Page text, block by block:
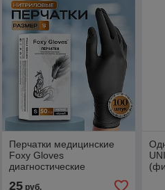
Перчатки медицинские
Foxy Gloves
диагностические
25руб.